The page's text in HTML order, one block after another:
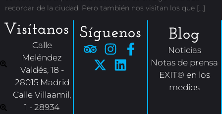
recordar de la ciudad. Pero también nos visitan los que […]
Visítanos
Calle
Meléndez
Valdés, 18 -
28015 Madrid
Calle Villaamil,
1 - 28934
Síguenos Blog
Noticias
Notas de prensa
EXIT® en los
medios